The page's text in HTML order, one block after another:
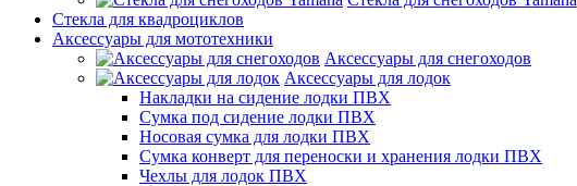
Стекла для квадроциклов
Аксессуары для мототехники
Аксессуары для снегоходов
Аксессуары для лодок
Накладки на сидение лодки ПВХ
Сумка под сидение лодки ПВХ
Носовая сумка для лодки ПВХ
Сумка конверт для переноски и хранения лодки ПВХ
Чехлы для лодок ПВХ